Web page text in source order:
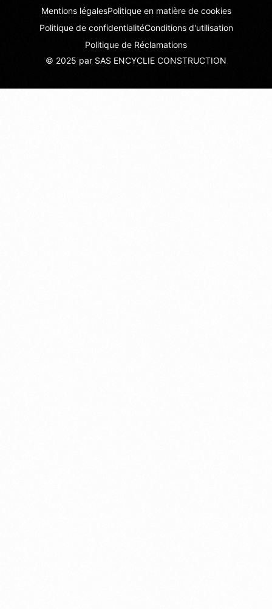
© 2025 par SAS ENCYCLIE CONSTRUCTION
Mentions légalesPolitique en matière de cookies
Politique de confidentialitéConditions d'utilisation
Politique de Réclamations